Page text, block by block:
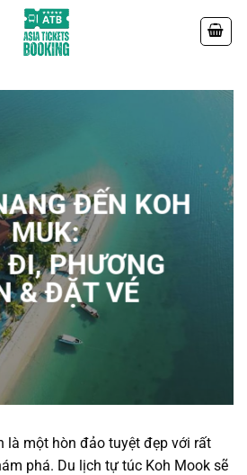
ĐẾN KOH
MUK:
ĐI, PHƯƠNG
& ĐẶT VÉ
là một hòn đảo tuyệt đẹp với rất
phá. Du lịch tự túc Koh Mook sẽ